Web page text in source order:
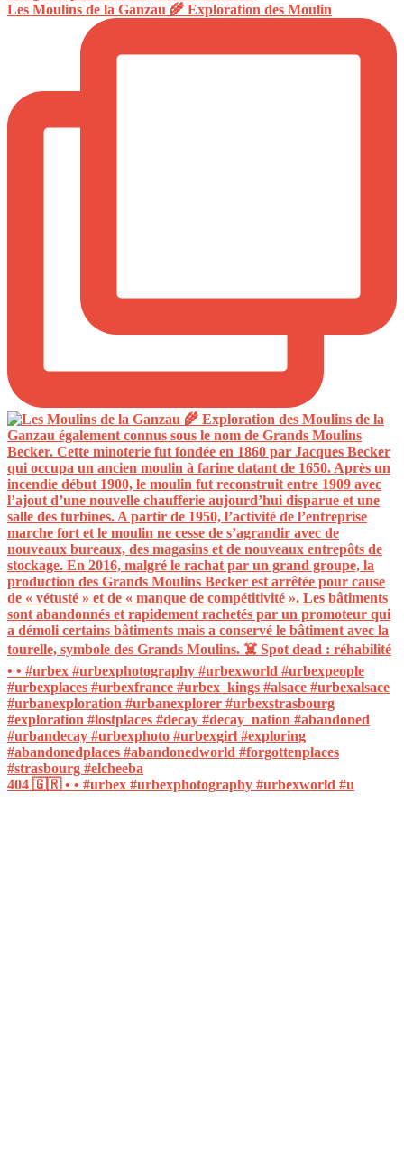
Les Moulins de la Ganzau 🌾 Exploration des Moulin
404 🇬🇷 • • #urbex #urbexphotography #urbexworld #u